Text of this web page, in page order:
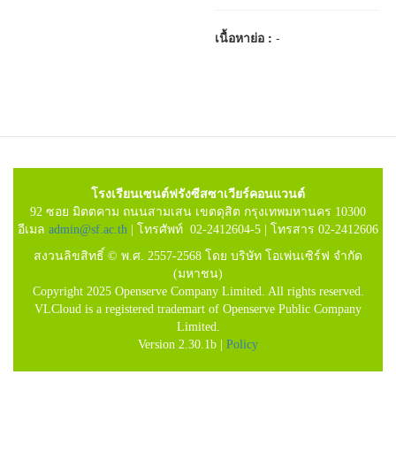
เนื้อหาย่อ :-
โรงเรียนเซนต์ฟรังซีสซาเวียร์คอนแวนต์
92 ซอย มิตตคาม ถนนสามเสน เขตดุสิต กรุงเทพมหานคร 10300
อีเมล admin@sf.ac.th | โทรศัพท์ 02-2412604-5 | โทรสาร 02-2412606
สงวนลิขสิทธิ์ © พ.ศ. 2557-2568 โดย บริษัท โอเพ่นเซิร์ฟ จำกัด
(มหาชน)
Copyright 2025 Openserve Company Limited. All rights reserved.
VLCloud is a registered trademart of Openserve Public Company
Limited.
Version 2.30.1b | Policy